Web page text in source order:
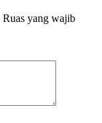
Ruas yang wajib